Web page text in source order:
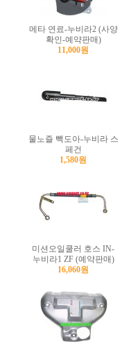
메타 연료-누비라2 (사양
확인-예약판매)
11,000원
물노즐 빽도아-누비라 스
페건
1,580원
미션오일쿨러 호스 IN-
누비라1 ZF (예약판매)
16,060원